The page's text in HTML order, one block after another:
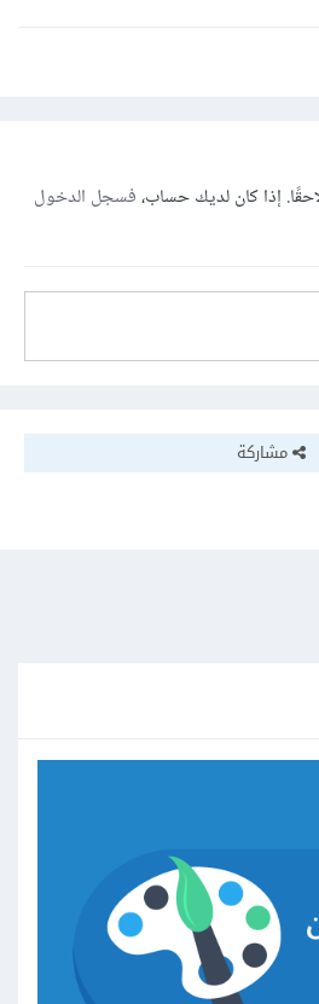
إذا كان لديك حساب،فسجل الدخول
مشاركة